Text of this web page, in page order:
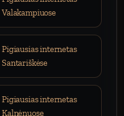
Valakampiuose
Pigiausias internetas
Santariškėse
Pigiausias internetas
Kalnėnuose